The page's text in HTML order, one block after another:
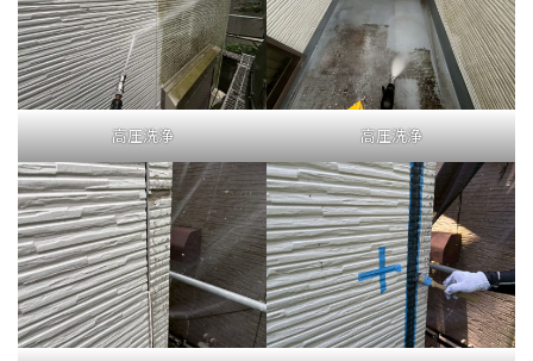
高圧洗浄 高圧洗浄